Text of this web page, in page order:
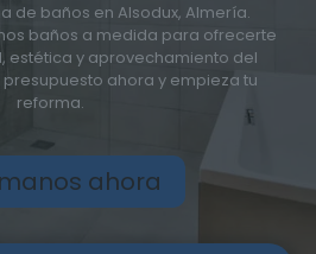
de baños en Alsodux, Almería.
baños a medida para ofrecerte
estética y aprovechamiento del
ahora y empieza tu
reforma.
ahora